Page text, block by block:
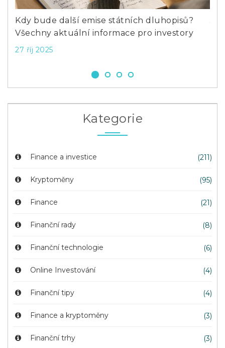
Kdy bude další emise státních dluhopisů?
Všechny aktuální informace pro investory
27 říj 2025
Kategorie
Finance a investice (211)
Kryptoměny (95)
Finance (21)
Finanční rady (8)
Finanční technologie (6)
Online Investování (4)
Finanční tipy (4)
Finance a kryptoměny (3)
Finanční trhy (3)